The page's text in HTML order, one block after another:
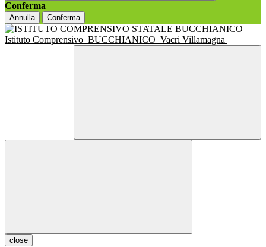
Conferma
Annulla Conferma
Istituto Comprensivo BUCCHIANICO Vacri Villamagna
close